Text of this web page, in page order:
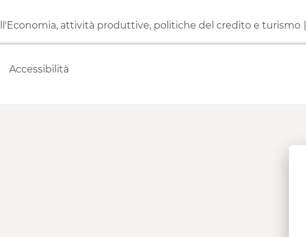
attività produttive, politiche del credito e turismo
Accessibilità